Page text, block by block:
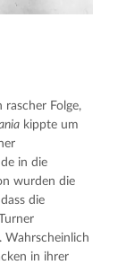
Folge,
kippte um
in die
wurden die
Wahrscheinlich
in ihrer